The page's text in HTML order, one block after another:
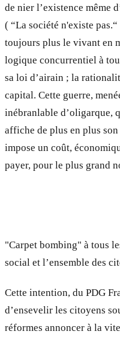
de nier l’existence même
( “La société n'existe
toujours plus le vivant en
logique concurrentiel à
sa loi d’airain ; la
capital. Cette guerre,
inébranlable d’oligarque,
affiche de plus en plus
impose un coût,
payer, pour le plus grand
"Carpet bombing" à tous
social et l’ensemble des
Cette intention, du PDG
d’ensevelir les citoyens
réformes annoncer à la